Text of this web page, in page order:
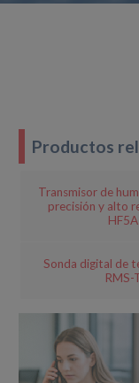
Productos
Transmisor de
precisión y alto
Sonda digital de
RMS-